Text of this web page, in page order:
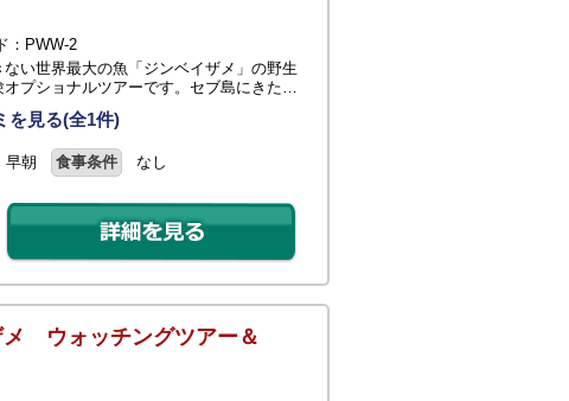
：PWW-2
い世界最大の魚「ジンベイザメ」の野生
プショナルツアーです。セブ島にきた…
を見る(全1件)
早朝 食事条件 なし
ウォッチングツアー＆